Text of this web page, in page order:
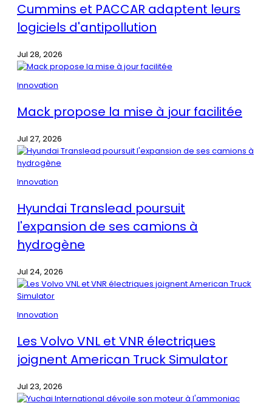
Cummins et PACCAR adaptent leurs
logiciels d'antipollution
Jul 28, 2026
Innovation
Mack propose la mise à jour facilitée
Jul 27, 2026
Innovation
Hyundai Translead poursuit
l'expansion de ses camions à
hydrogène
Jul 24, 2026
Innovation
Les Volvo VNL et VNR électriques
joignent American Truck Simulator
Jul 23, 2026